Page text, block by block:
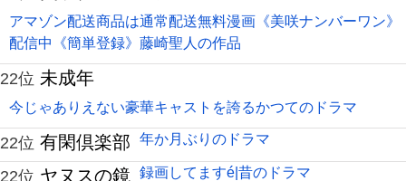
アマゾン配送商品は通常配送無料漫画《美咲ナンバーワン》
配信中《簡単登録》藤崎聖人の作品
22位 未成年
今じゃありえない豪華キャストを誇るかつてのドラマ
22位 有閑倶楽部 年か月ぶりのドラマ
22位 ヤヌスの鏡 録画してますé|昔のドラマ